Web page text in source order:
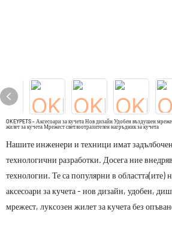
OKEYPETS - Аксесоари за кучета Нов дизайн Удобен въздушен
жилет за кучета Мрежест светлоотразителен нагръдник за кучета
Нашите инженери и техници имат
технологични разработки. Досега ние
технологии. Те са популярни в областта(ите)
аксесоари за кучета - нов дизайн, удобен,
мрежест, луксозен жилет за кучета без